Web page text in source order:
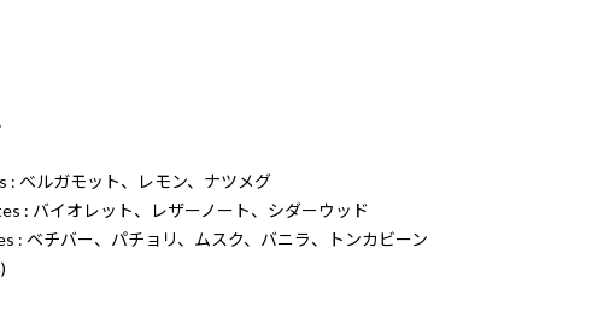
: ベルガモット、レモン、ナツメグ
: バイオレット、レザーノート、シダーウッド
: ベチバー、パチョリ、ムスク、バニラ、トンカビーン